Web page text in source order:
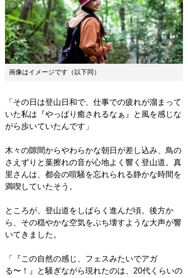
画像はイメージです（以下同）
「その日は登山日和で、仕事での疲れが溜まって
いた私は『やっぱり癒されるなぁ』と風を感じな
がら歩いていたんです」
木々の隙間からやわらかな朝日が差し込み、鳥の
さえずりと葉擦れの音が心地よく響く登山道。真
里さんは、都会の喧騒を忘れられる静かな時間を
満喫していたそう。
ところが、登山道をしばらく進んだ頃。後方か
ら、その穏やかな空気をぶち壊すような大声が響
いてきました。
「『この自然の感じ、フェスみたいでアガ
る〜！』と騒ぎながら現れたのは、20代くらいの